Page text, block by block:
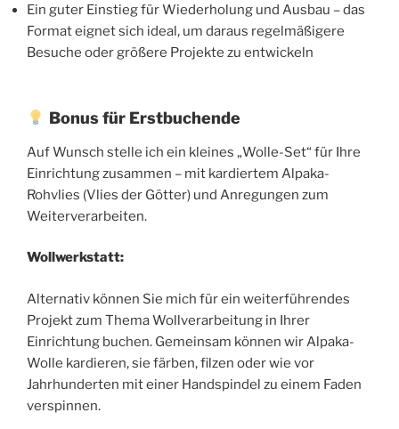
Ein guter Einstieg für Wiederholung und Ausbau – das
Format eignet sich ideal, um daraus regelmäßigere
Besuche oder größere Projekte zu entwickeln
Bonus für Erstbuchende
Auf Wunsch stelle ich ein kleines „Wolle-Set“ für Ihre
Einrichtung zusammen – mit kardiertem Alpaka-
Rohvlies (Vlies der Götter) und Anregungen zum
Weiterverarbeiten.
Wollwerkstatt:
Alternativ können Sie mich für ein weiterführendes
Projekt zum Thema Wollverarbeitung in Ihrer
Einrichtung buchen. Gemeinsam können wir Alpaka-
Wolle kardieren, sie färben, filzen oder wie vor
Jahrhunderten mit einer Handspindel zu einem Faden
verspinnen.